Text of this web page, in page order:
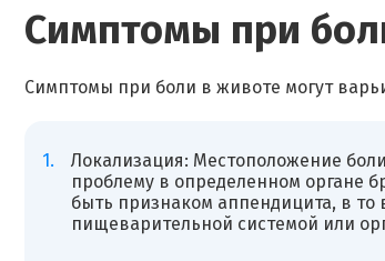
Симптомы при
Симптомы при боли в животе могут
Локализация: Местоположение
проблему в определенном органе
быть признаком аппендицита, в
пищеварительной системой или